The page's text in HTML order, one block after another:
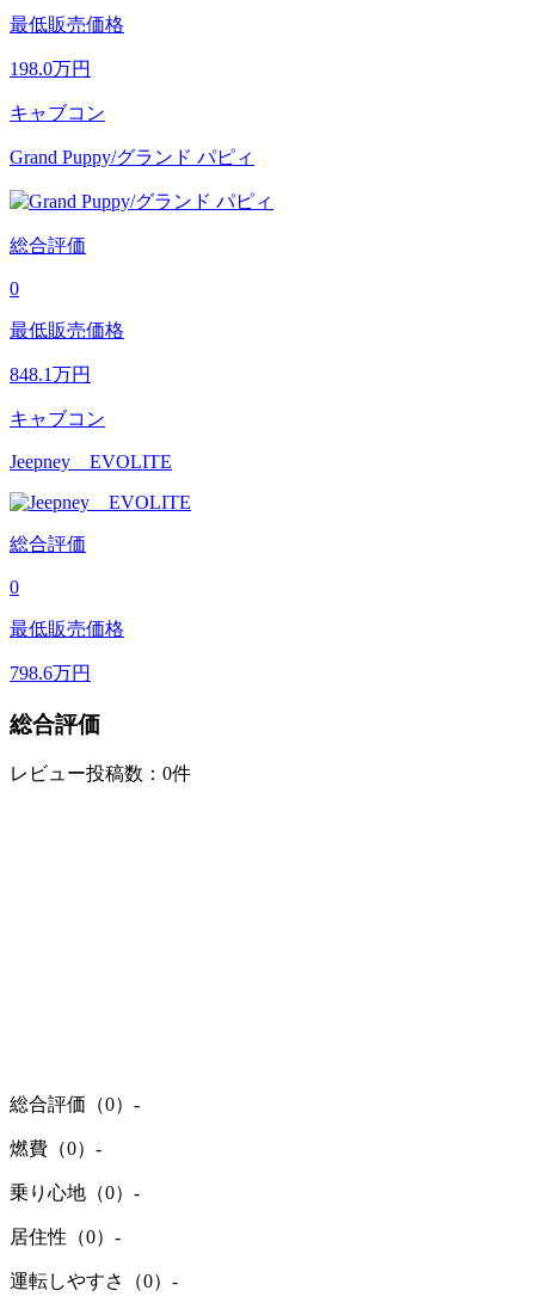
最低販売価格
198.0万円
キャブコン
Grand Puppy/グランド パピィ
総合評価
0
最低販売価格
848.1万円
キャブコン
Jeepney EVOLITE
総合評価
0
最低販売価格
798.6万円
総合評価
レビュー投稿数：0件
総合評価（0） -
燃費（0） -
乗り心地（0） -
居住性（0） -
運転しやすさ（0） -